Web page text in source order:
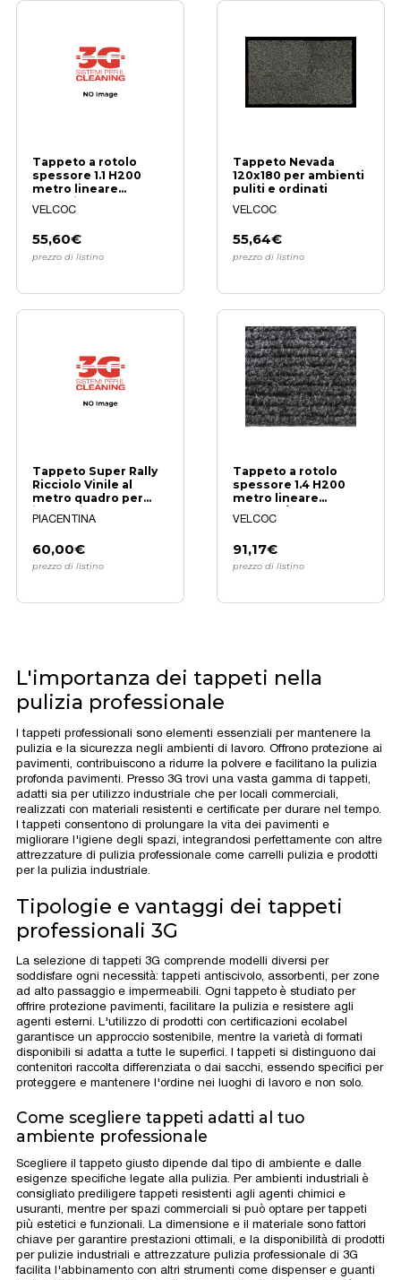
Tappeto a rotolo
spessore 1.1 H200
metro lineare
Antracite Novanop
VELCOC
55,60€
prezzo di listino
Tappeto Nevada
120x180 per ambienti
puliti e ordinati
VELCOC
55,64€
prezzo di listino
Tappeto Super Rally
Ricciolo Vinile al
metro quadro per
ingressi
PIACENTINA
60,00€
prezzo di listino
Tappeto a rotolo
spessore 1.4 H200
metro lineare
(ARTICO/KING)
Antracite
VELCOC
91,17€
prezzo di listino
L'importanza dei tappeti nella
pulizia professionale
I tappeti professionali sono elementi essenziali per mantenere la
pulizia e la sicurezza negli ambienti di lavoro. Offrono protezione ai
pavimenti, contribuiscono a ridurre la polvere e facilitano la pulizia
profonda pavimenti. Presso 3G trovi una vasta gamma di tappeti,
adatti sia per utilizzo industriale che per locali commerciali,
realizzati con materiali resistenti e certificate per durare nel tempo.
I tappeti consentono di prolungare la vita dei pavimenti e
migliorare l'igiene degli spazi, integrandosi perfettamente con altre
attrezzature di pulizia professionale come carrelli pulizia e prodotti
per la pulizia industriale.
Tipologie e vantaggi dei tappeti
professionali 3G
La selezione di tappeti 3G comprende modelli diversi per
soddisfare ogni necessità: tappeti antiscivolo, assorbenti, per zone
ad alto passaggio e impermeabili. Ogni tappeto è studiato per
offrire protezione pavimenti, facilitare la pulizia e resistere agli
agenti esterni. L'utilizzo di prodotti con certificazioni ecolabel
garantisce un approccio sostenibile, mentre la varietà di formati
disponibili si adatta a tutte le superfici. I tappeti si distinguono dai
contenitori raccolta differenziata o dai sacchi, essendo specifici per
proteggere e mantenere l'ordine nei luoghi di lavoro e non solo.
Come scegliere tappeti adatti al tuo
ambiente professionale
Scegliere il tappeto giusto dipende dal tipo di ambiente e dalle
esigenze specifiche legate alla pulizia. Per ambienti industriali è
consigliato prediligere tappeti resistenti agli agenti chimici e
usuranti, mentre per spazi commerciali si può optare per tappeti
più estetici e funzionali. La dimensione e il materiale sono fattori
chiave per garantire prestazioni ottimali, e la disponibilità di prodotti
per pulizie industriali e attrezzature pulizia professionale di 3G
facilita l'abbinamento con altri strumenti come dispenser e guanti